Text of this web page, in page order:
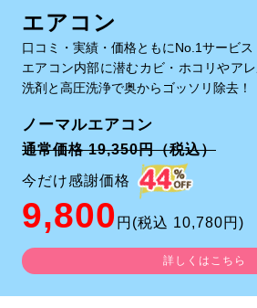
エアコン
口コミ・実績・価格ともにNo.1サービス
エアコン内部に潜むカビ・ホコリやア
洗剤と高圧洗浄で奥からゴッソリ除去！
ノーマルエアコン
通常価格 19,350円（税込）
今だけ感謝価格
9,800 円(税込 10,780円)
詳しくはこちら